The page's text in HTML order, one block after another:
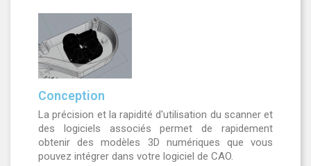
Conception
La précision et la rapidité d'utilisation du scanner et
des logiciels associés permet de rapidement
obtenir des modèles 3D numériques que vous
pouvez intégrer dans votre logiciel de CAO.